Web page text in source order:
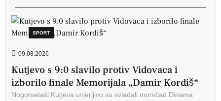
SPORT
09.08.2026
Kutjevo s 9:0 slavilo protiv Vidovaca i
izborilo finale Memorijala „Damir Kordiš“
Nogometaši Kutjeva uvjerljivo su svladali momčad Dinama